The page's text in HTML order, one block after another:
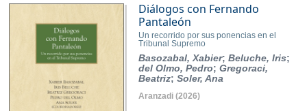
Diálogos con Fernando
Pantaleón
Un recorrido por sus ponencias en el
Tribunal Supremo
Basozabal, Xabier; Beluche, Iris;
del Olmo, Pedro; Gregoraci,
Beatriz; Soler, Ana
Aranzadi(2026)